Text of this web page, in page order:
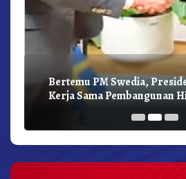
Bertemu PM Swedia,
Kerja Sama Pembangunan